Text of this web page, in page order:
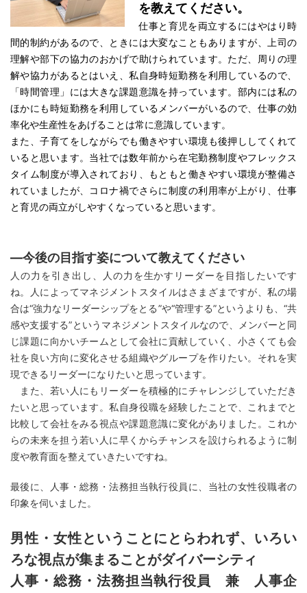
を教えてください。
仕事と育児を両立するにはやはり時
間的制約があるので、ときには大変なこともありますが、上司の
理解や部下の協力のおかげで助けられています。ただ、周りの理
解や協力があるとはいえ、私自身時短勤務を利用しているので、
「時間管理」には大きな課題意識を持っています。部内には私の
ほかにも時短勤務を利用しているメンバーがいるので、仕事の効
率化や生産性をあげることは常に意識しています。
また、子育てをしながらでも働きやすい環境も後押ししてくれて
いると思います。当社では数年前から在宅勤務制度やフレックス
タイム制度が導入されており、もともと働きやすい環境が整備さ
れていましたが、コロナ禍でさらに制度の利用率が上がり、仕事
と育児の両立がしやすくなっていると思います。
―今後の目指す姿について教えてください
人の力を引き出し、人の力を生かすリーダーを目指したいです
ね。人によってマネジメントスタイルはさまざまですが、私の場
合は“強力なリーダーシップをとる”や“管理する”というよりも、“共
感や支援する”というマネジメントスタイルなので、メンバーと同
じ課題に向かいチームとして会社に貢献していく、小さくても会
社を良い方向に変化させる組織やグループを作りたい。それを実
現できるリーダーになりたいと思っています。
また、若い人にもリーダーを積極的にチャレンジしていただき
たいと思っています。私自身役職を経験したことで、これまでと
比較して会社をみる視点や課題意識に変化がありました。これか
らの未来を担う若い人に早くからチャンスを設けられるように制
度や教育面を整えていきたいですね。
最後に、人事・総務・法務担当執行役員に、当社の女性役職者の
印象を伺いました。
男性・女性ということにとらわれず、いろい
ろな視点が集まることがダイバーシティ
人事・総務・法務担当執行役員 兼 人事企